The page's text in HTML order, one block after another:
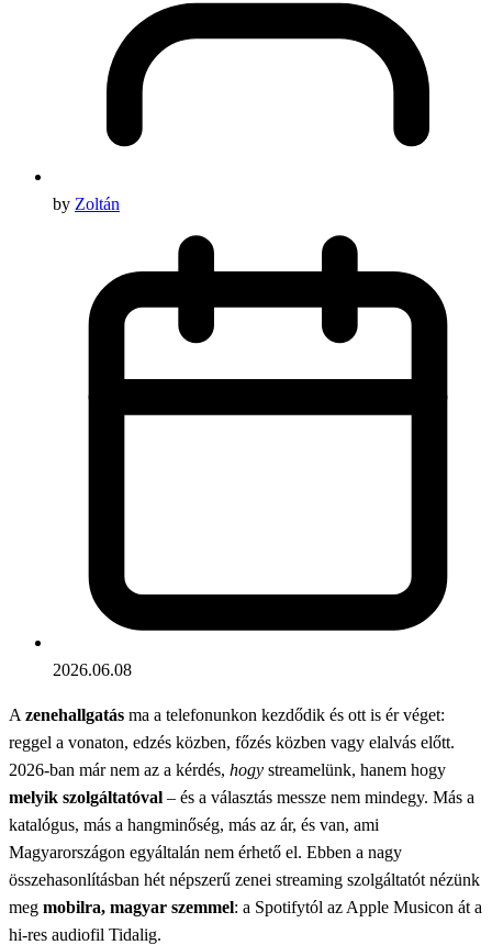
by Zoltán
2026.06.08
A zenehallgatás ma a telefonunkon kezdődik és ott is ér véget:
reggel a vonaton, edzés közben, főzés közben vagy elalvás előtt.
2026-ban már nem az a kérdés, hogy streamelünk, hanem hogy
melyik szolgáltatóval – és a választás messze nem mindegy. Más a
katalógus, más a hangminőség, más az ár, és van, ami
Magyarországon egyáltalán nem érhető el. Ebben a nagy
összehasonlításban hét népszerű zenei streaming szolgáltatót nézünk
meg mobilra, magyar szemmel: a Spotifytól az Apple Musicon át a
hi-res audiofil Tidalig.